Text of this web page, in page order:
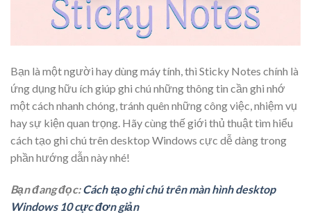
Bạn là một người hay dùng máy tính, thì Sticky Notes chính là
ứng dụng hữu ích giúp ghi chú những thông tin cần ghi nhớ
một cách nhanh chóng, tránh quên những công việc, nhiệm vụ
hay sự kiện quan trọng. Hãy cùng thế giới thủ thuật tìm hiểu
cách tạo ghi chú trên desktop Windows cực dễ dàng trong
phần hướng dẫn này nhé!
Bạn đang đọc:Cách tạo ghi chú trên màn hình desktop
Windows 10 cực đơn giản